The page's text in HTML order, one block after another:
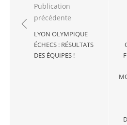
Navigation
de
l’article
Publication
précédente
LYON OLYMPIQUE
ÉCHECS : RÉSULTATS
DES ÉQUIPES !